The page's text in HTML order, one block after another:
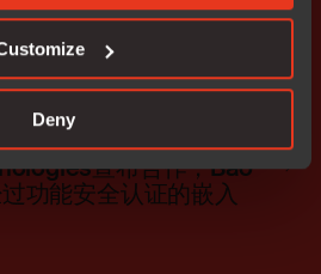
Deny
宣布合作，Bao
功能安全认证的嵌入